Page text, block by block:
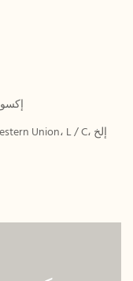
T / T Advance، PayPal، Western Union، L / C، إلخ